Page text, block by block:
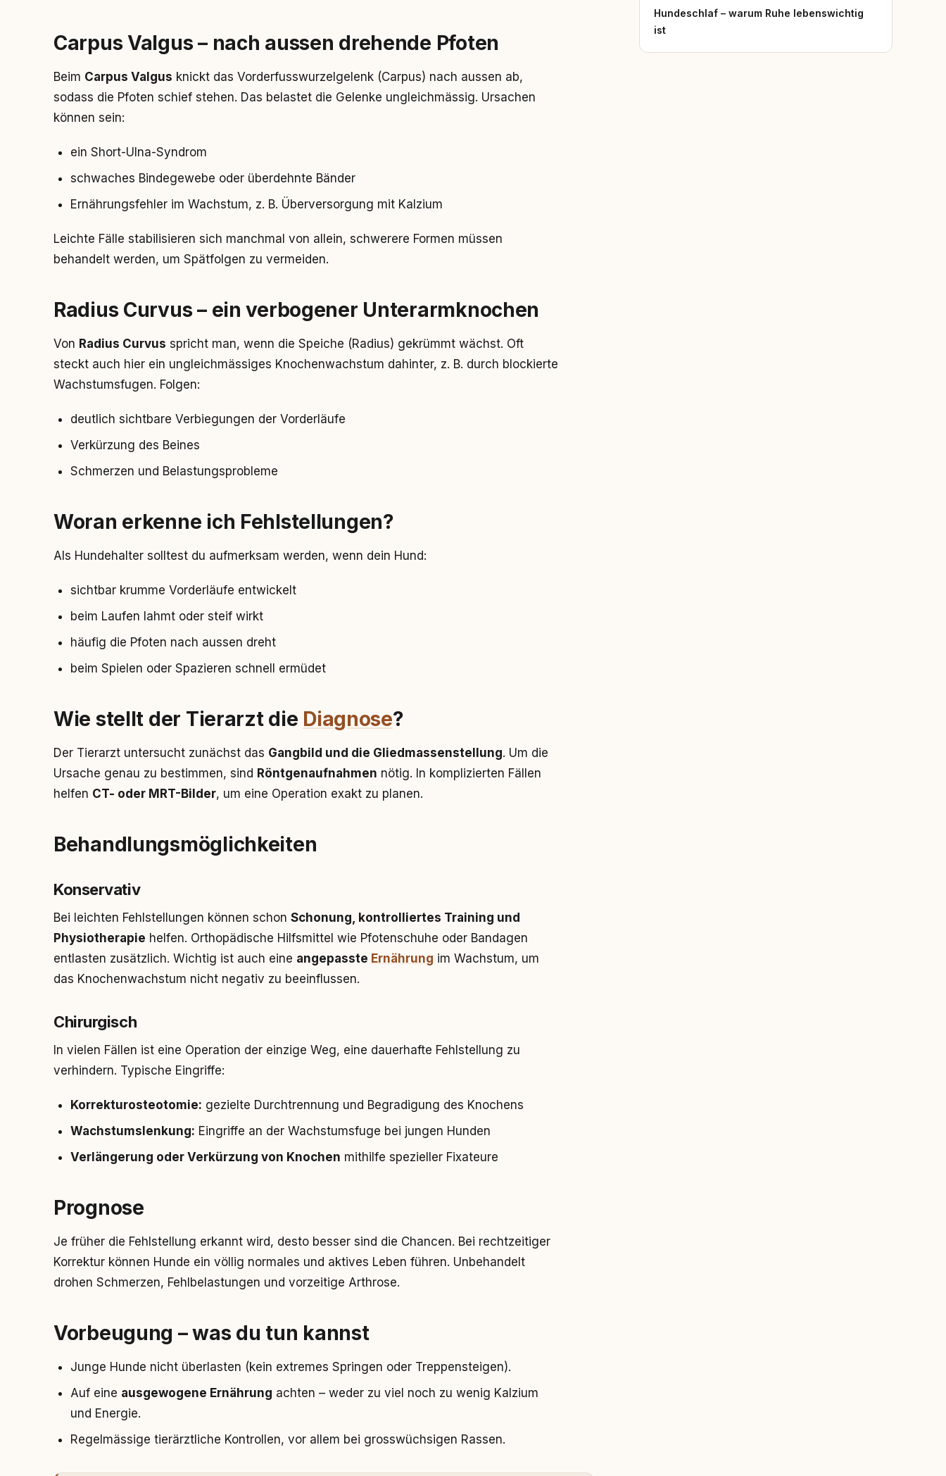
Carpus Valgus – nach aussen drehende Pfoten
Beim Carpus Valgus knickt das Vorderfusswurzelgelenk (Carpus) nach aussen ab,
sodass die Pfoten schief stehen. Das belastet die Gelenke ungleichmässig. Ursachen
können sein:
ein Short-Ulna-Syndrom
schwaches Bindegewebe oder überdehnte Bänder
Ernährungsfehler im Wachstum, z. B. Überversorgung mit Kalzium
Leichte Fälle stabilisieren sich manchmal von allein, schwerere Formen müssen
behandelt werden, um Spätfolgen zu vermeiden.
Radius Curvus – ein verbogener Unterarmknochen
Von Radius Curvus spricht man, wenn die Speiche (Radius) gekrümmt wächst. Oft
steckt auch hier ein ungleichmässiges Knochenwachstum dahinter, z. B. durch blockierte
Wachstumsfugen. Folgen:
deutlich sichtbare Verbiegungen der Vorderläufe
Verkürzung des Beines
Schmerzen und Belastungsprobleme
Woran erkenne ich Fehlstellungen?
Als Hundehalter solltest du aufmerksam werden, wenn dein Hund:
sichtbar krumme Vorderläufe entwickelt
beim Laufen lahmt oder steif wirkt
häufig die Pfoten nach aussen dreht
beim Spielen oder Spazieren schnell ermüdet
Wie stellt der Tierarzt die Diagnose?
Der Tierarzt untersucht zunächst das Gangbild und die Gliedmassenstellung. Um die
Ursache genau zu bestimmen, sind Röntgenaufnahmen nötig. In komplizierten Fällen
helfen CT- oder MRT-Bilder, um eine Operation exakt zu planen.
Behandlungsmöglichkeiten
Konservativ
Bei leichten Fehlstellungen können schon Schonung, kontrolliertes Training und
Physiotherapie helfen. Orthopädische Hilfsmittel wie Pfotenschuhe oder Bandagen
entlasten zusätzlich. Wichtig ist auch eine angepasste Ernährung im Wachstum, um
das Knochenwachstum nicht negativ zu beeinflussen.
Chirurgisch
In vielen Fällen ist eine Operation der einzige Weg, eine dauerhafte Fehlstellung zu
verhindern. Typische Eingriffe:
Korrekturosteotomie: gezielte Durchtrennung und Begradigung des Knochens
Wachstumslenkung: Eingriffe an der Wachstumsfuge bei jungen Hunden
Verlängerung oder Verkürzung von Knochen mithilfe spezieller Fixateure
Prognose
Je früher die Fehlstellung erkannt wird, desto besser sind die Chancen. Bei rechtzeitiger
Korrektur können Hunde ein völlig normales und aktives Leben führen. Unbehandelt
drohen Schmerzen, Fehlbelastungen und vorzeitige Arthrose.
Vorbeugung – was du tun kannst
Junge Hunde nicht überlasten (kein extremes Springen oder Treppensteigen).
Auf eine ausgewogene Ernährung achten – weder zu viel noch zu wenig Kalzium
und Energie.
Regelmässige tierärztliche Kontrollen, vor allem bei grosswüchsigen Rassen.
Hundeschlaf – warum Ruhe lebenswichtig
ist